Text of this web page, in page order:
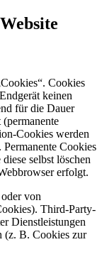
Cookies
keinen
für die Dauer
Cookies werden
Permanente Cookies
selbst löschen
erfolgt.
von
Third-Party-
Dienstleistungen
(z. B. Cookies zur